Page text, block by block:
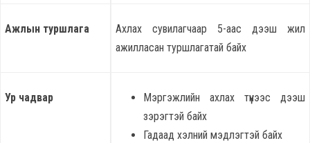
Ажлын туршлага
Ахлах сувилагчаар 5-аас дээш жил
ажилласан туршлагатай байх
Ур чадвар
Мэргэжлийн ахлах түүнээс дээш
зэрэгтэй байх
Гадаад хэлний мэдлэгтэй байх